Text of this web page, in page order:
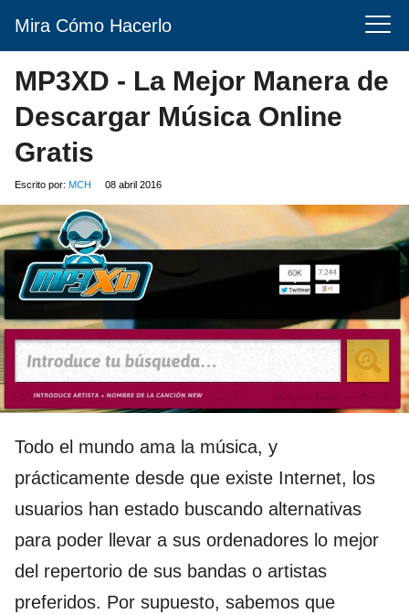
Mira Cómo Hacerlo
MP3XD - La Mejor Manera de
Descargar Música Online
Gratis
Escrito por: MCH 08 abril 2016
Todo el mundo ama la música, y
prácticamente desde que existe Internet, los
usuarios han estado buscando alternativas
para poder llevar a sus ordenadores lo mejor
del repertorio de sus bandas o artistas
preferidos. Por supuesto, sabemos que